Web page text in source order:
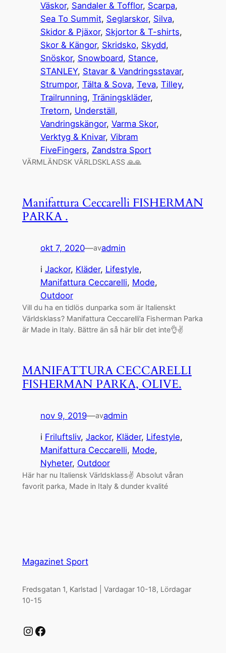
Väskor, Sandaler & Tofflor, Scarpa
Sea To Summit, Seglarskor, Silva
Skidor & Pjäxor, Skjortor & T-shirts
Skor & Kängor, Skridsko, Skydd
Snöskor, Snowboard, Stance
STANLEY, Stavar & Vandringsstavar
Strumpor, Tälta & Sova, Teva, Tilley
Trailrunning, Träningskläder
Tretorn, Underställ
Vandringskängor, Varma Skor
Verktyg & Knivar, Vibram
FiveFingers, Zandstra Sport
VÄRMLÄNDSK VÄRLDSKLASS 🙏🙏
Manifattura Ceccarelli FISHERMAN
PARKA .
okt 7, 2020—avadmin
i Jackor, Kläder, Lifestyle
Manifattura Ceccarelli, Mode
Outdoor
Vill du ha en tidlös dunparka som är Italienskt
Världsklass? Manifattura Ceccarelli’a Fisherman Parka
är Made in Italy. Bättre än så här blir det inte👌✌️
MANIFATTURA CECCARELLI
FISHERMAN PARKA, OLIVE.
nov 9, 2019—avadmin
i Friluftsliv, Jackor, Kläder, Lifestyle
Manifattura Ceccarelli, Mode
Nyheter, Outdoor
Här har nu Italiensk Världsklass✌️ Absolut våran
favorit parka, Made in Italy & dunder kvalité
Magazinet Sport
Fredsgatan 1, Karlstad | Vardagar 10-18, Lördagar
10-15
Instagram Facebook